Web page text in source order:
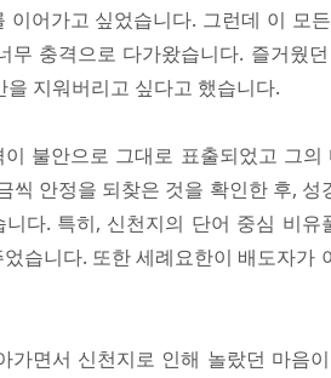
이어가고 싶었습니다. 그런데 이 모
무 충격으로 다가왔습니다. 즐거웠
지워버리고 싶다고 했습니다.
불안으로 그대로 표출되었고 그
씩 안정을 되찾은 것을 확인한 후,
다. 특히, 신천지의 단어 중심 비
습니다. 또한 세례요한이 배도자가
가면서 신천지로 인해 놀랐던 마음